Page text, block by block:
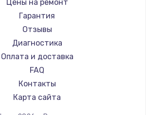
Цены на ремонт
Гарантия
Отзывы
Диагностика
Оплата и доставка
FAQ
Контакты
Карта сайта